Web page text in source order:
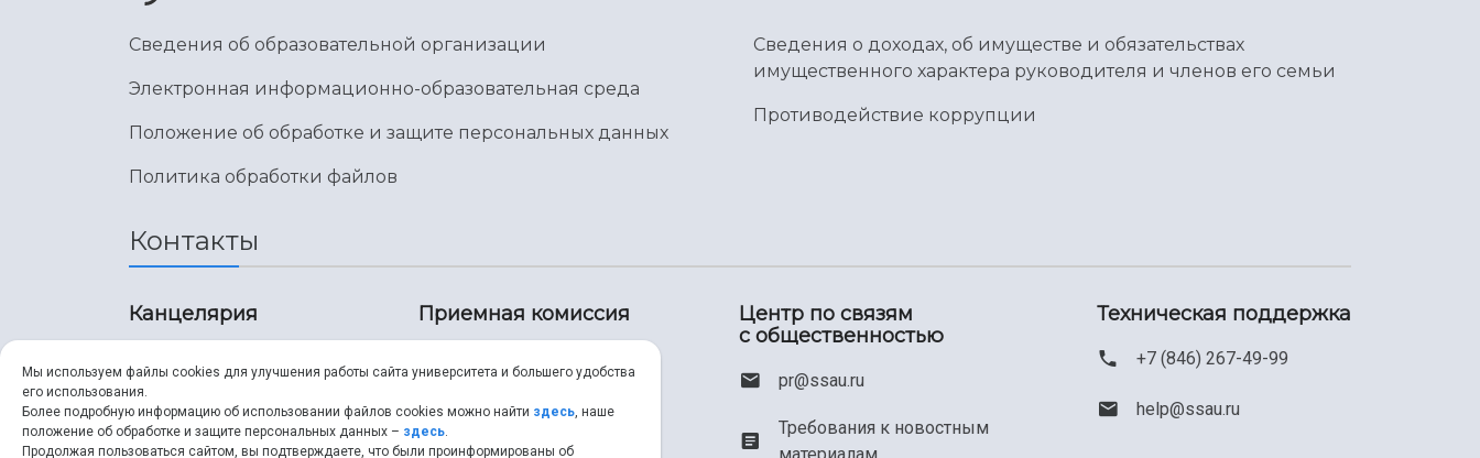
Сведения об образовательной организации
Электронная информационно-образовательная среда
Положение об обработке и защите персональных данных
Политика обработки файлов
Сведения о доходах, об имуществе и обязательствах
имущественного характера руководителя и членов его семьи
Противодействие коррупции
Контакты
Канцелярия
8 (846) 267-43-70
Приемная комиссия
8 (846) 267-48-67
Центр по связям
с общественностью
pr@ssau.ru
Требования к новостным
Техническая поддержка
+7 (846) 267-49-99
help@ssau.ru
Мы используем файлы cookies для улучшения работы сайта университета и большего удобства
его использования.
Более подробную информацию об использовании файлов cookies можно найти здесь, наше
положение об обработке и защите персональных данных – здесь.
Продолжая пользоваться сайтом, вы подтверждаете, что были проинформированы об